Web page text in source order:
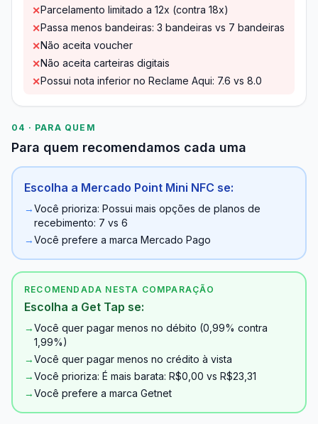
✕Parcelamento limitado a 12x (contra 18x)
✕Passa menos bandeiras: 3 bandeiras vs 7 bandeiras
✕Não aceita voucher
✕Não aceita carteiras digitais
✕Possui nota inferior no Reclame Aqui: 7.6 vs 8.0
04 · PARA QUEM
Para quem recomendamos cada uma
Escolha a Mercado Point Mini NFC se:
→Você prioriza: Possui mais opções de planos de
recebimento: 7 vs 6
→Você prefere a marca Mercado Pago
RECOMENDADA NESTA COMPARAÇÃO
Escolha a Get Tap se:
→Você quer pagar menos no débito (0,99% contra
1,99%)
→Você quer pagar menos no crédito à vista
→Você prioriza: É mais barata: R$0,00 vs R$23,31
→Você prefere a marca Getnet